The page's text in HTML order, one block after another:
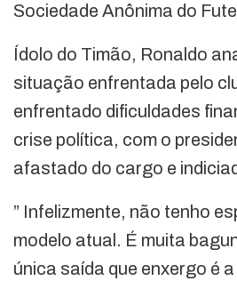
Sociedade Anônima do
Ídolo do Timão, Ronaldo
situação enfrentada pelo
enfrentado dificuldades
crise política, com o
afastado do cargo e
” Infelizmente, não tenho
modelo atual. É muita
única saída que enxergo é